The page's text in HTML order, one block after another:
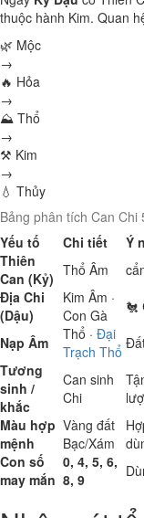
thuộc hành Kim. Quan
🌿 Mộc
→
🔥 Hỏa
→
⛰ Thổ
→
⚒ Kim
→
💧 Thủy
Bảng phân tích Can Chi
Yếu tố
Chi tiết
Ý
Thiên
Can (Kỷ) Thổ Âm
Địa Chi
(Dậu)
Kim Âm ·
Con Gà
🐔
Nạp Âm
Thổ · Đại
Trạch Thổ
Tương
sinh /
khắc
Can sinh
Chi
Màu hợp
mệnh
Vàng đất
Bạc/Xám
Con số
may mắn
0, 4, 5, 6,
8, 9